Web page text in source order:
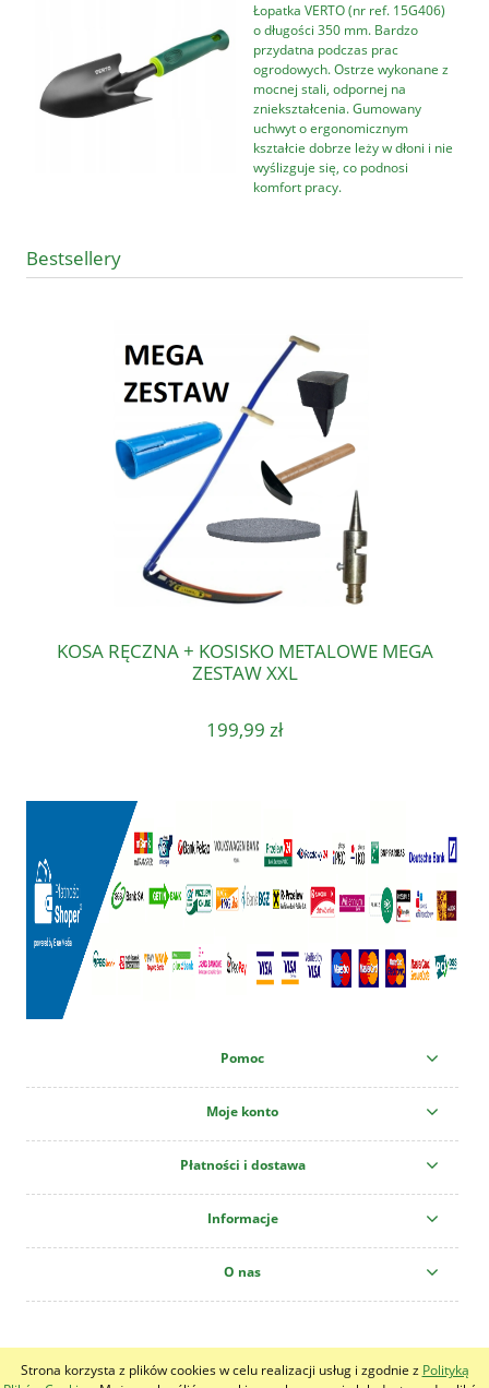
Strona korzysta z plików cookies w celu realizacji usług i zgodnie z Polityką
Łopatka VERTO (nr ref. 15G406)
o długości 350 mm. Bardzo
przydatna podczas prac
ogrodowych. Ostrze wykonane z
mocnej stali, odpornej na
zniekształcenia. Gumowany
uchwyt o ergonomicznym
kształcie dobrze leży w dłoni i nie
wyślizguje się, co podnosi
komfort pracy.
Bestsellery
KOSA RĘCZNA + KOSISKO METALOWE MEGA
ZESTAW XXL
199,99 zł
Pomoc
Moje konto
Płatności i dostawa
Informacje
O nas